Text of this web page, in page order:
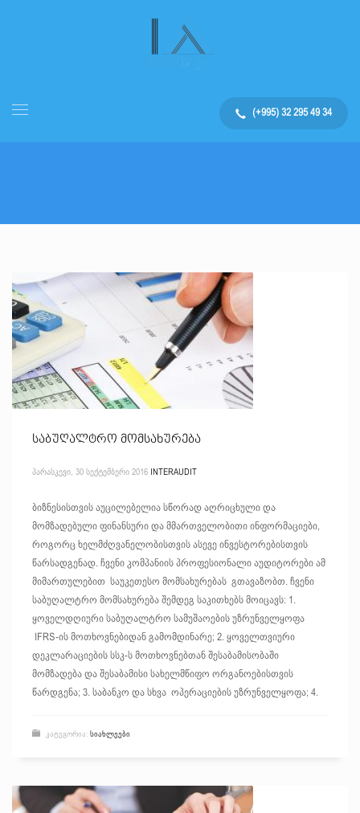
(+995) 32 295 49 34
საბუღალტრო მომსახურება
ᲞᲐᲠᲐᲡᲙᲔᲕᲘ, 30 ᲡᲔᲥᲢᲔᲛᲑᲔᲠᲘ 2016 INTERAUDIT
ბიზნესისთვის აუცილებელია სწორად აღრიცხული და
მომზადებული ფინანსური და მმართველობითი ინფორმაციები,
როგორც ხელმძღვანელობისთვის ასევე ინვესტორებისთვის
წარსადგენად. ჩვენი კომპანიის პროფესიონალი აუდიტორები ამ
მიმართულებით საუკეთესო მომსახურებას გთავაზობთ. ჩვენი
საბუღალტრო მომსახურება შემდეგ საკითხებს მოიცავს: 1.
ყოველდღიური საბუღალტრო სამუშაოების უზრუნველყოფა
IFRS-ის მოთხოვნებიდან გამომდინარე; 2. ყოველთვიური
დეკლარაციების სსკ-ს მოთხოვნებთან შესაბამისობაში
მომზადება და შესაბამისი სახელმწიფო ორგანოებისთვის
წარდგენა; 3. საბანკო და სხვა ოპერაციების უზრუნველყოფა; 4.
ᲙᲐᲢᲔᲒᲝᲠᲘᲐ: ᲡᲘᲐᲮᲚᲔᲔᲑᲘ